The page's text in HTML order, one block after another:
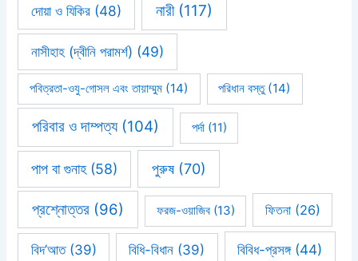
দোয়া ও যিকির (48) নারী(117)
নাসীহাহ (দ্বীনি পরামর্শ) (49)
পবিত্রতা-ওযু-গোসল এবং তায়াম্মুম (14) পরিধান বস্তু(14)
পরিবার ও দাম্পত্য(104) পর্দা(11)
পাপ বা গুনাহ(58) পুরুষ(70)
প্রশ্নোত্তর (96) ফরজ-ওয়াজিব(13) ফিতনা(26)
বিদ’আত(39) বিধি-বিধান (39) বিবিধ-প্রসঙ্গ(44)